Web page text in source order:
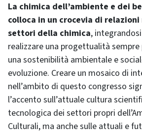
La chimica dell’ambiente e dei
colloca in un crocevia di
settori della chimica,
realizzare una progettualità sempre
una sostenibilità ambientale e
evoluzione. Creare un mosaico di
nell’ambito di questo congresso
l’accento sull’attuale cultura
tecnologica dei settori propri
Culturali, ma anche sulle attuali e